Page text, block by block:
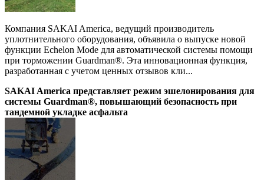
Компания SAKAI America, ведущий производитель
уплотнительного оборудования, объявила о выпуске новой
функции Echelon Mode для автоматической системы помощи
при торможении Guardman®. Эта инновационная функция,
разработанная с учетом ценных отзывов кли...
SAKAI America представляет режим эшелонирования для
системы Guardman®, повышающий безопасность при
тандемной укладке асфальта